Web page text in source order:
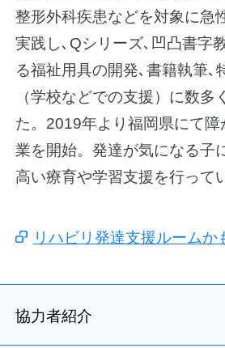
整形外科疾患などを対象に急
実践し､Qシリーズ､凹凸書字
る福祉用具の開発､書籍執筆､
（学校などでの支援）に数多
た。2019年より福岡県にて
業を開始。発達が気になる子
高い療育や学習支援を行って
リハビリ発達支援ルームか
協力者紹介